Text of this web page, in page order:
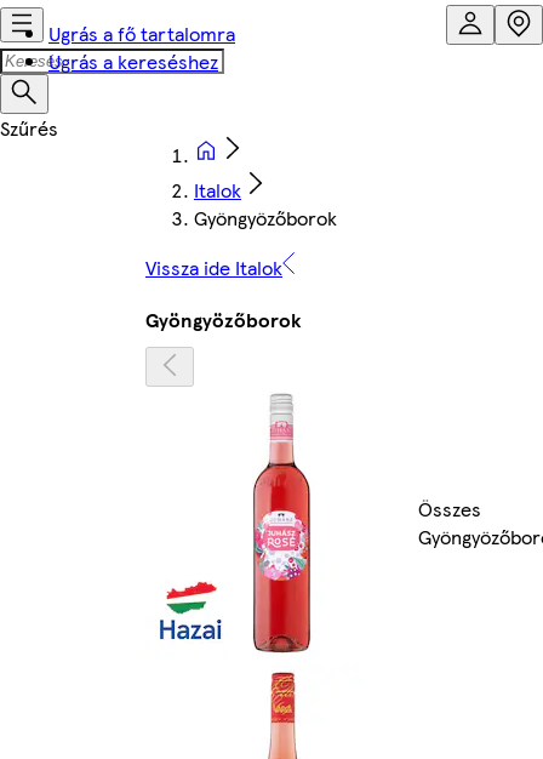
Ugrás a fő tartalomra
Ugrás a kereséshez
Italok
Gyöngyözőborok
Vissza ide Italok
Gyöngyözőborok
Összes